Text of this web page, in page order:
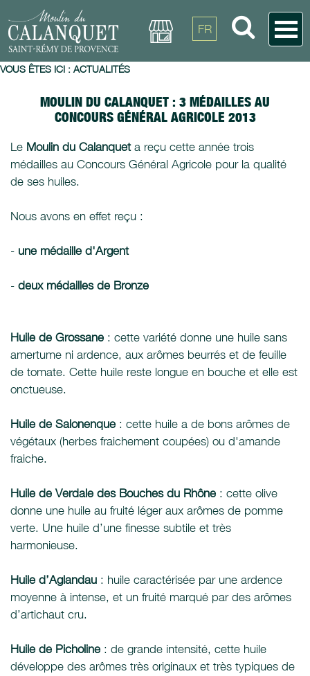
FR
VOUS ÊTES ICI : ACTUALITÉS
MOULIN DU CALANQUET : 3 MÉDAILLES AU
CONCOURS GÉNÉRAL AGRICOLE 2013
Le Moulin du Calanqueta reçu cette année trois
médailles au Concours Général Agricole pour la qualité
de ses huiles.
Nous avons en effet reçu :
- une médaille d'Argent
- deux médailles de Bronze
Huile de Grossane : cette variété donne une huile sans
amertume ni ardence, aux arômes beurrés et de feuille
de tomate. Cette huile reste longue en bouche et elle est
onctueuse.
Huile de Salonenque : cette huile a de bons arômes de
végétaux (herbes fraichement coupées) ou d'amande
fraiche.
Huile de Verdale des Bouches du Rhône : cette olive
donne une huile au fruité léger aux arômes de pomme
verte. Une huile d’une finesse subtile et très
harmonieuse.
Huile d’Aglandau : huile caractérisée par une ardence
moyenne à intense, et un fruité marqué par des arômes
d’artichaut cru.
Huile de Picholine : de grande intensité, cette huile
développe des arômes très originaux et très typiques de